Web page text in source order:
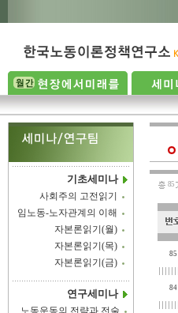
기초세미나
사회주의 고전읽기
임노동-노자관계의 이해
자본론읽기(월)
자본론읽기(목)
자본론읽기(금)
연구세미나
85
85
84